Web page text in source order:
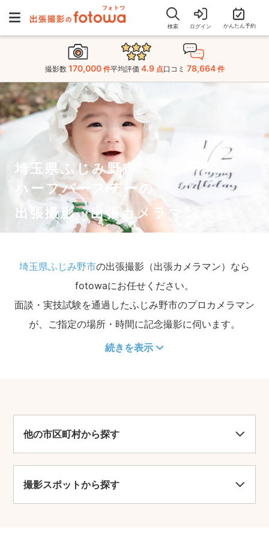
検索 ログイン かんたん予約
撮影数 170,000 件平均評価 4.9 点口コミ 78,664 件
埼玉県ふじみ野市
ハーフバースデーの
出張撮影・出張カメラマン
埼玉県ふじみ野市の出張撮影（出張カメラマン）なら
fotowaにお任せください。
面談・実技試験を通過したふじみ野市のプロカメラマン
が、ご指定の場所・時間に記念撮影に伺います。
続きを表示
他の市区町村から探す
撮影スポットから探す